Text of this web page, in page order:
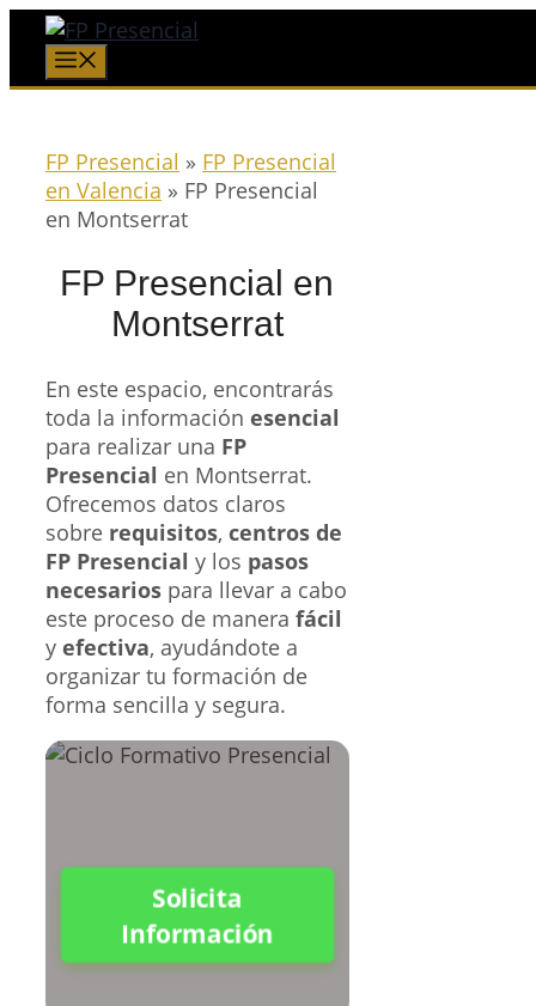
Saltar
contenido
FP Presencial » FP Presencial
en Valencia » FP Presencial
en Montserrat
FP Presencial en
Montserrat
En este espacio, encontrarás
toda la información esencial
para realizar una FP
Presencial en Montserrat.
Ofrecemos datos claros
sobre requisitos, centros de
FP Presencial y los pasos
necesarios para llevar a cabo
este proceso de manera fácil
y efectiva, ayudándote a
organizar tu formación de
forma sencilla y segura.
Solicita
Información